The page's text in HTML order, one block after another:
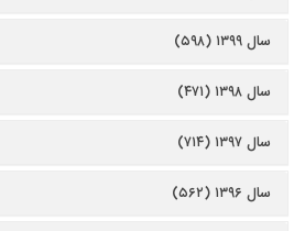
سال ۱۳۹۹ (۵۹۸)
سال ۱۳۹۸ (۴۷۱)
سال ۱۳۹۷ (۷۱۴)
سال ۱۳۹۶ (۵۶۲)